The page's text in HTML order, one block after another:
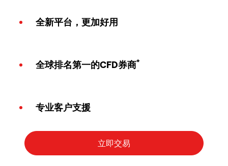
全新平台，更加好用
全球排名第一的CFD券商*
专业客户支援